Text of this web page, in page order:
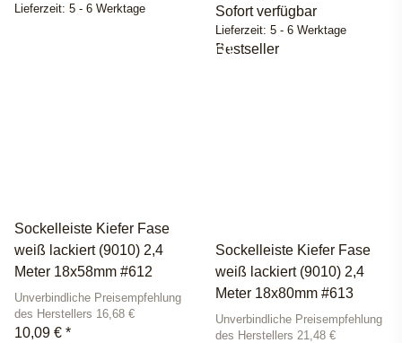
Lieferzeit: 5 - 6 Werktage Sofort verfügbar
Lieferzeit: 5 - 6 Werktage
Sockelleiste Kiefer Fase
weiß lackiert (9010) 2,4
Meter 18x58mm #612
Unverbindliche Preisempfehlung
des Herstellers 16,68 €
10,09 € *
Bestseller
Sockelleiste Kiefer Fase
weiß lackiert (9010) 2,4
Meter 18x80mm #613
Unverbindliche Preisempfehlung
des Herstellers 21,48 €